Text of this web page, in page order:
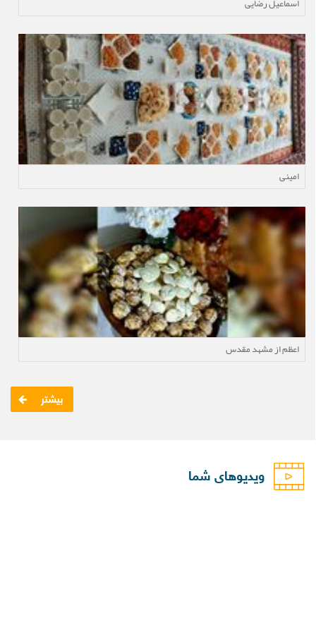
امینی
اعظم از مشهد مقدس
بیشتر
ویدیوهای شما